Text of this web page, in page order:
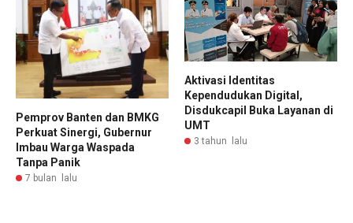
Pemprov Banten dan BMKG
Perkuat Sinergi, Gubernur
Imbau Warga Waspada
Tanpa Panik
7 bulan lalu
Aktivasi Identitas
Kependudukan Digital,
Disdukcapil Buka Layanan di
UMT
3 tahun lalu